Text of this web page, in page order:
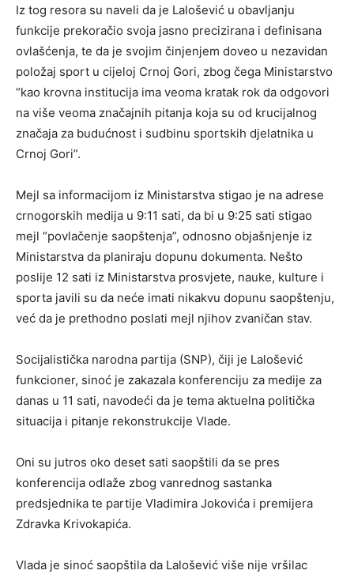
Iz tog resora su naveli da je Lalošević u obavljanju
funkcije prekoračio svoja jasno precizirana i definisana
ovlašćenja, te da je svojim činjenjem doveo u nezavidan
položaj sport u cijeloj Crnoj Gori, zbog čega Ministarstvo
“kao krovna institucija ima veoma kratak rok da odgovori
na više veoma značajnih pitanja koja su od krucijalnog
značaja za budućnost i sudbinu sportskih djelatnika u
Crnoj Gori”.
Mejl sa informacijom iz Ministarstva stigao je na adrese
crnogorskih medija u 9:11 sati, da bi u 9:25 sati stigao
mejl “povlačenje saopštenja”, odnosno objašnjenje iz
Ministarstva da planiraju dopunu dokumenta. Nešto
poslije 12 sati iz Ministarstva prosvjete, nauke, kulture i
sporta javili su da neće imati nikakvu dopunu saopštenju,
već da je prethodno poslati mejl njihov zvaničan stav.
Socijalistička narodna partija (SNP), čiji je Lalošević
funkcioner, sinoć je zakazala konferenciju za medije za
danas u 11 sati, navodeći da je tema aktuelna politička
situacija i pitanje rekonstrukcije Vlade.
Oni su jutros oko deset sati saopštili da se pres
konferencija odlaže zbog vanrednog sastanka
predsjednika te partije Vladimira Jokovića i premijera
Zdravka Krivokapića.
Vlada je sinoć saopštila da Lalošević više nije vršilac